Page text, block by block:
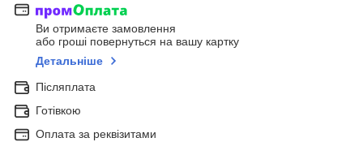
Ви отримаєте замовлення
або гроші повернуться на вашу картку
Детальніше
Післяплата
Готівкою
Оплата за реквізитами